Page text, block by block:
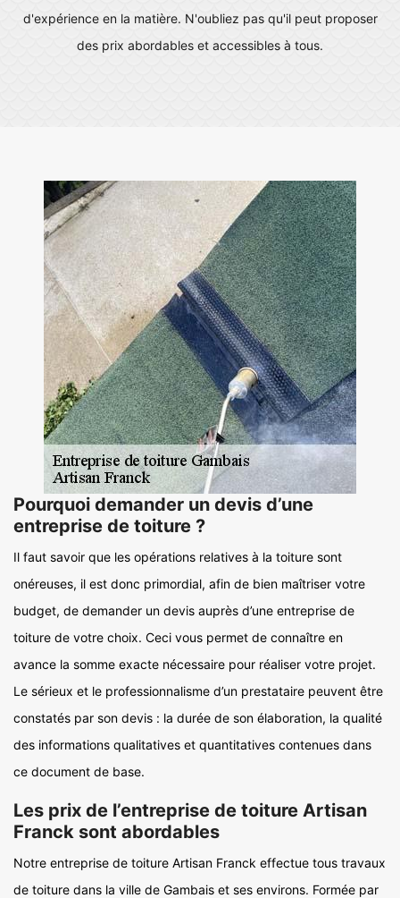
d'expérience en la matière. N'oubliez pas qu'il peut proposer
des prix abordables et accessibles à tous.
Pourquoi demander un devis d’une
entreprise de toiture ?
Il faut savoir que les opérations relatives à la toiture sont
onéreuses, il est donc primordial, afin de bien maîtriser votre
budget, de demander un devis auprès d’une entreprise de
toiture de votre choix. Ceci vous permet de connaître en
avance la somme exacte nécessaire pour réaliser votre projet.
Le sérieux et le professionnalisme d’un prestataire peuvent être
constatés par son devis : la durée de son élaboration, la qualité
des informations qualitatives et quantitatives contenues dans
ce document de base.
Les prix de l’entreprise de toiture Artisan
Franck sont abordables
Notre entreprise de toiture Artisan Franck effectue tous travaux
de toiture dans la ville de Gambais et ses environs. Formée par